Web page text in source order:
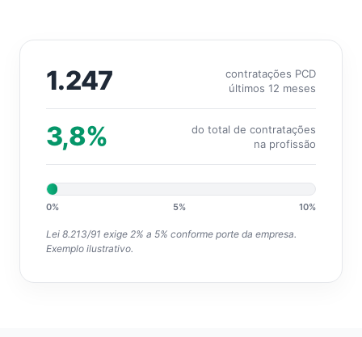
1.247
contratações PCD
últimos 12 meses
3,8%
do total de contratações
na profissão
0% 5% 10%
Lei 8.213/91 exige 2% a 5% conforme porte da empresa.
Exemplo ilustrativo.